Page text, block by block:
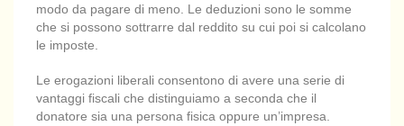
modo da pagare di meno. Le deduzioni sono le somme
che si possono sottrarre dal reddito su cui poi si calcolano
le imposte.
Le erogazioni liberali consentono di avere una serie di
vantaggi fiscali che distinguiamo a seconda che il
donatore sia una persona fisica oppure un’impresa.